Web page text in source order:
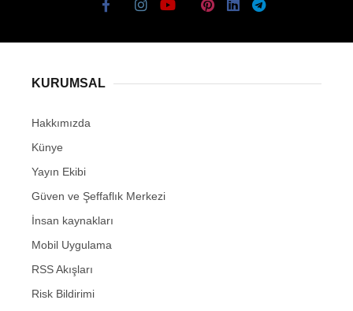
KURUMSAL
Hakkımızda
Künye
Yayın Ekibi
Güven ve Şeffaflık Merkezi
İnsan kaynakları
Mobil Uygulama
RSS Akışları
Risk Bildirimi